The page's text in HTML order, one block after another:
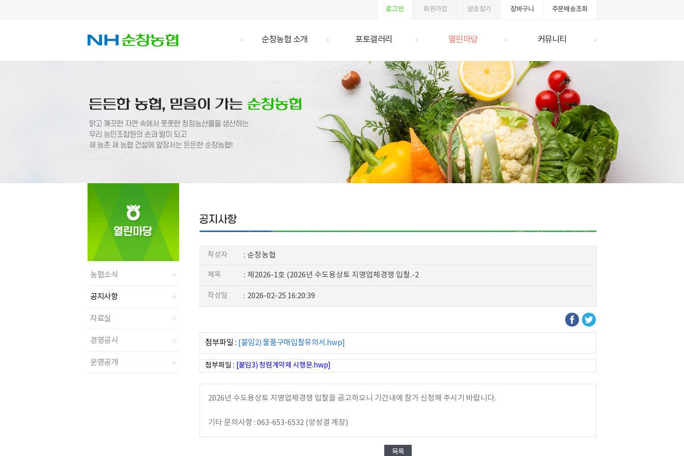
로그인 회원가입 암호찾기 장바구니 주문배송조회
순창농협 소개 포토갤러리 열린마당 커뮤니티
농협소식
공지사항
자료실
경영공시
운영공개
작성자 : 순창농협
제목 : 제2026-1호 (2026년 수도용상토 지명업체경쟁 입찰.-2
작성일 : 2026-02-25 16:20:39
첨부파일 : [붙임2) 물품구매입찰유의서.hwp]
첨부파일 : [붙임3) 청렴계약제 시행문.hwp]
2026년 수도용상토 지명업체경쟁 입찰을 공고하오니 기간내에 참가 신청해 주시기 바랍니다.
기타 문의사항 : 063-653-6532 (양성결 계장)
목록